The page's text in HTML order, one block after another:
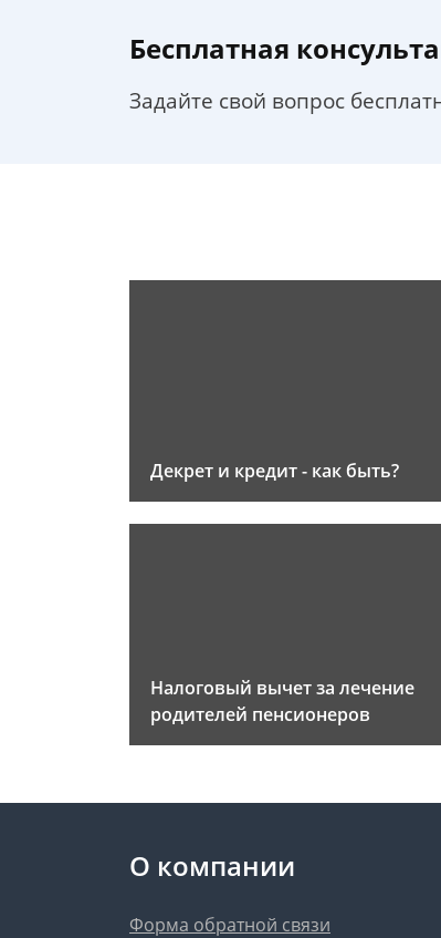
Бесплатная
Задайте свой вопрос
Декрет и кредит - как быть?
Налоговый вычет за лечение
родителей пенсионеров
О компании
Форма обратной связи